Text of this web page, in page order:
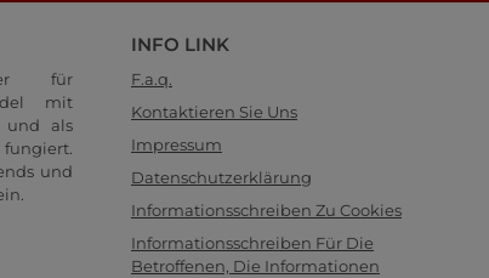
für
mit
und als
und
INFO LINK
F.a.q.
Kontaktieren Sie Uns
Impressum
Datenschutzerklärung
Informationsschreiben Zu Cookies
Informationsschreiben Für Die
Betroffenen, Die Informationen